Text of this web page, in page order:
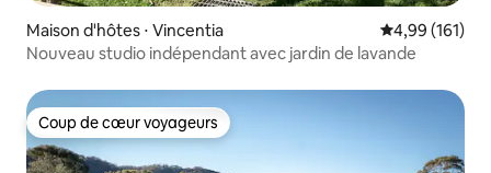
Maison d'hôtes ⋅ Vincentia Évaluation
4,99 (161)
Nouveau studio indépendant avec jardin de lavande
Coup de cœur voyageurs
Coup de cœur voyageurs